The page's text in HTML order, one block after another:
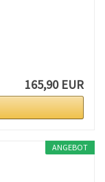
165,90 EUR
ANGEBOT